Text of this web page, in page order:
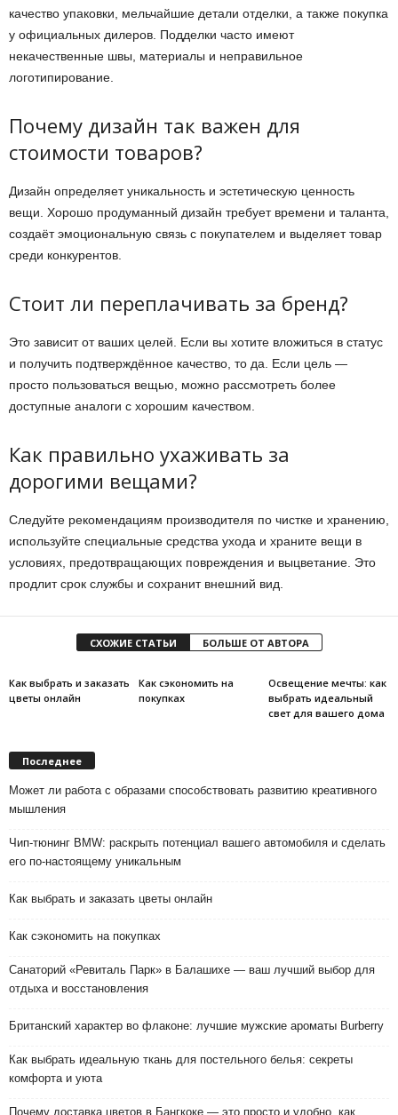
качество упаковки, мельчайшие детали отделки, а также покупка
у официальных дилеров. Подделки часто имеют
некачественные швы, материалы и неправильное
логотипирование.
Почему дизайн так важен для
стоимости товаров?
Дизайн определяет уникальность и эстетическую ценность
вещи. Хорошо продуманный дизайн требует времени и таланта,
создаёт эмоциональную связь с покупателем и выделяет товар
среди конкурентов.
Стоит ли переплачивать за бренд?
Это зависит от ваших целей. Если вы хотите вложиться в статус
и получить подтверждённое качество, то да. Если цель —
просто пользоваться вещью, можно рассмотреть более
доступные аналоги с хорошим качеством.
Как правильно ухаживать за
дорогими вещами?
Следуйте рекомендациям производителя по чистке и хранению,
используйте специальные средства ухода и храните вещи в
условиях, предотвращающих повреждения и выцветание. Это
продлит срок службы и сохранит внешний вид.
СХОЖИЕ СТАТЬИ БОЛЬШЕ ОТ АВТОРА
Как выбрать и заказать
цветы онлайн
Как сэкономить на
покупках
Освещение мечты: как
выбрать идеальный
свет для вашего дома
Последнее
Может ли работа с образами способствовать развитию креативного
мышления
Чип-тюнинг BMW: раскрыть потенциал вашего автомобиля и сделать
его по-настоящему уникальным
Как выбрать и заказать цветы онлайн
Как сэкономить на покупках
Санаторий «Ревиталь Парк» в Балашихе — ваш лучший выбор для
отдыха и восстановления
Британский характер во флаконе: лучшие мужские ароматы Burberry
Как выбрать идеальную ткань для постельного белья: секреты
комфорта и уюта
Почему доставка цветов в Бангкоке — это просто и удобно, как